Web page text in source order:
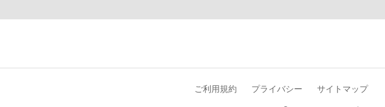
ご利用規約 プライバシー サイトマップ